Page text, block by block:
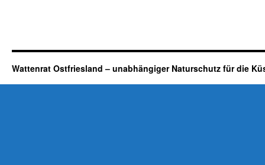
Wattenrat Ostfriesland – unabhängiger Naturschutz für die